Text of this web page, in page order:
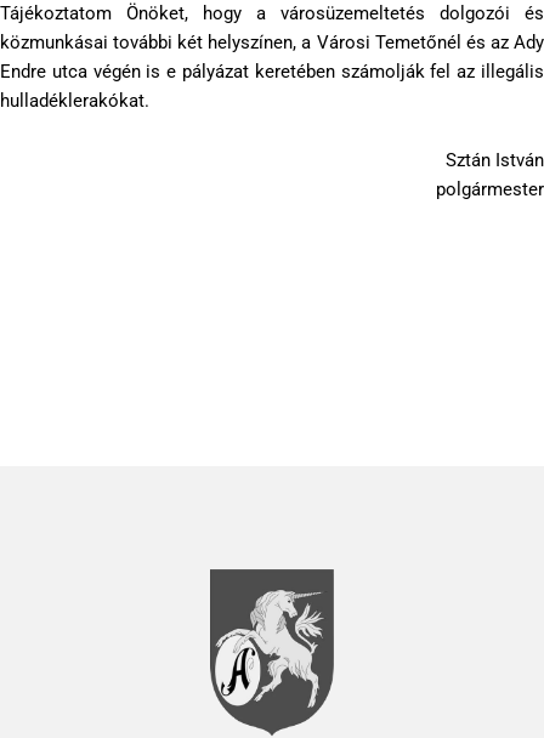
Tájékoztatom Önöket, hogy a városüzemeltetés dolgozói és
közmunkásai további két helyszínen, a Városi Temetőnél és az Ady
Endre utca végén is e pályázat keretében számolják fel az illegális
hulladéklerakókat.
Sztán István
polgármester